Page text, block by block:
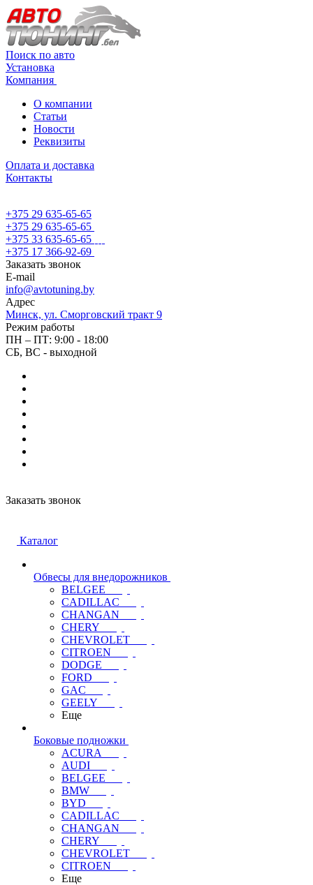
Поиск по авто
Установка
Компания
О компании
Статьи
Новости
Реквизиты
Оплата и доставка
Контакты
+375 29 635-65-65
+375 29 635-65-65
+375 33 635-65-65
+375 17 366-92-69
Заказать звонок
E-mail
info@avtotuning.by
Адрес
Минск, ул. Сморговский тракт 9
Режим работы
ПН – ПТ: 9:00 - 18:00
СБ, ВС - выходной
Заказать звонок
Каталог
Обвесы для внедорожников
BELGEE
CADILLAC
CHANGAN
CHERY
CHEVROLET
CITROEN
DODGE
FORD
GAC
GEELY
Еще
Боковые подножки
ACURA
AUDI
BELGEE
BMW
BYD
CADILLAC
CHANGAN
CHERY
CHEVROLET
CITROEN
Еще